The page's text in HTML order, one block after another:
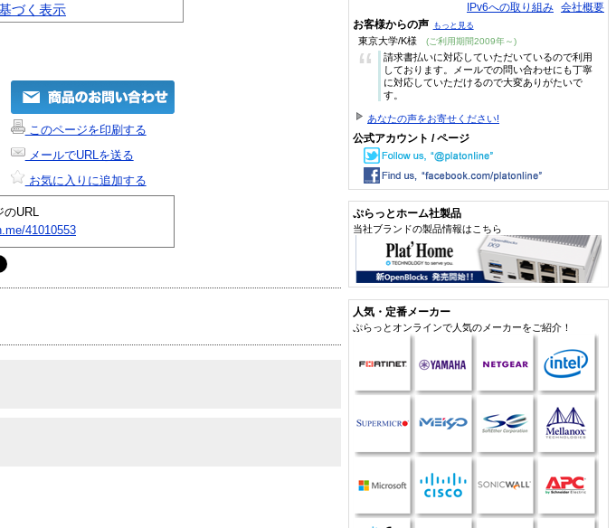
づく表示
このページを印刷する
メールでURLを送る
お気に入りに追加する
URL
41010553
IPv6への取り組み 会社概要
お客様からの声 もっと見る
東京大学/K様 (ご利用期間2009年～)
“
請求書払いに対応していただいているので利用
しております。メールでの問い合わせにも丁寧
に対応していただけるので大変ありがたいで
す。
あなたの声をお寄せください!
公式アカウント / ページ
ぷらっとホーム社製品
当社ブランドの製品情報はこちら
人気・定番メーカー
ぷらっとオンラインで人気のメーカーをご紹介！